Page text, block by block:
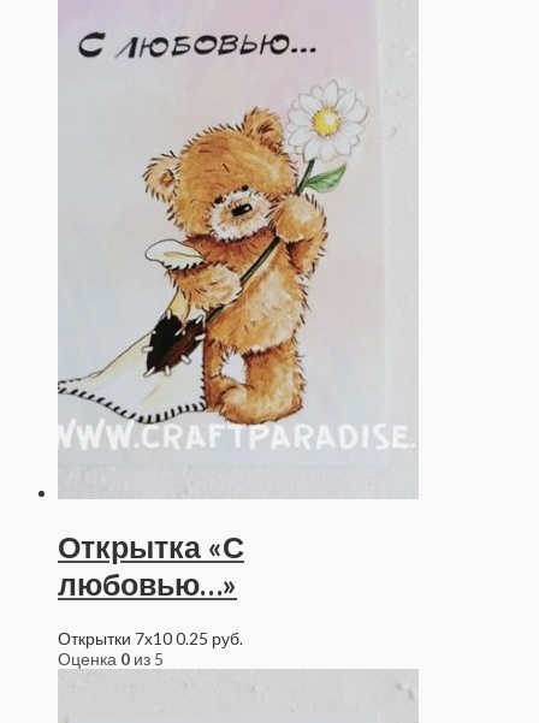
Открытка «С
любовью…»
Открытки 7x100.25 руб.
Оценка 0 из 5